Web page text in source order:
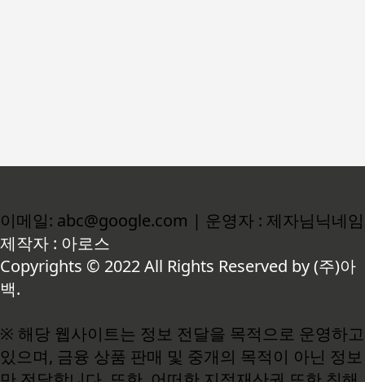
이메일: abc@google.com | 운영자 : 제자님닉네임
제작자 : 아로스
Copyrights © 2022 All Rights Reserved by (주)아
백.
※ 해당 웹사이트는 정보 전달을 목적으로 운영하고
있으며, 금융 상품 판매 및 중개의 목적이 아닌 정보